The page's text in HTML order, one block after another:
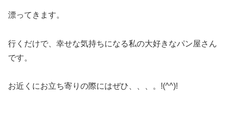
漂ってきます。
行くだけで、幸せな気持ちになる私の大好きなパン屋さん
です。
お近くにお立ち寄りの際にはぜひ、、、。!(^^)!